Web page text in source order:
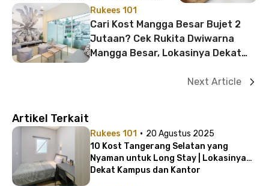
Profesional!
Rukees 101
Cari Kost Mangga Besar Bujet 2
Jutaan? Cek Rukita Dwiwarna
Mangga Besar, Lokasinya Dekat
Next Article
Artikel Terkait
Rukees 101 · 20 Agustus 2025
10 Kost Tangerang Selatan yang
Nyaman untuk Long Stay | Lokasinya
Dekat Kampus dan Kantor